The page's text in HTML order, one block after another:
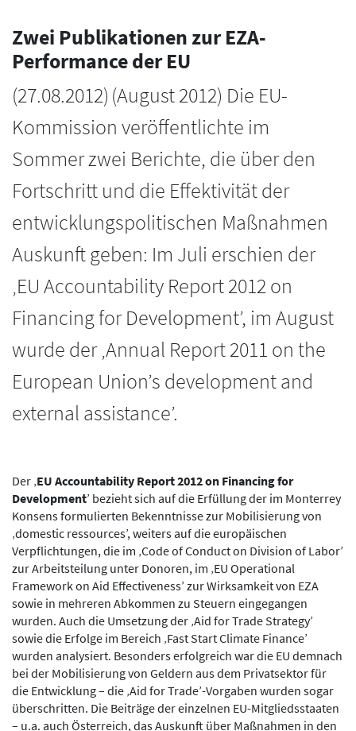
Zwei Publikationen zur EZA-
Performance der EU
(27.08.2012) (August 2012) Die EU-
Kommission veröffentlichte im
Sommer zwei Berichte, die über den
Fortschritt und die Effektivität der
entwicklungspolitischen Maßnahmen
Auskunft geben: Im Juli erschien der
‚EU Accountability Report 2012 on
Financing for Development’, im August
wurde der ‚Annual Report 2011 on the
European Union’s development and
external assistance’.
Der ‚EU Accountability Report 2012 on Financing for
Development’ bezieht sich auf die Erfüllung der im Monterrey
Konsens formulierten Bekenntnisse zur Mobilisierung von
‚domestic ressources’, weiters auf die europäischen
Verpflichtungen, die im ‚Code of Conduct on Division of Labor’
zur Arbeitsteilung unter Donoren, im ‚EU Operational
Framework on Aid Effectiveness’ zur Wirksamkeit von EZA
sowie in mehreren Abkommen zu Steuern eingegangen
wurden. Auch die Umsetzung der ‚Aid for Trade Strategy’
sowie die Erfolge im Bereich ‚Fast Start Climate Finance’
wurden analysiert. Besonders erfolgreich war die EU demnach
bei der Mobilisierung von Geldern aus dem Privatsektor für
die Entwicklung – die ‚Aid for Trade’-Vorgaben wurden sogar
überschritten. Die Beiträge der einzelnen EU-Mitgliedsstaaten
– u.a. auch Österreich, das Auskunft über Maßnahmen in den